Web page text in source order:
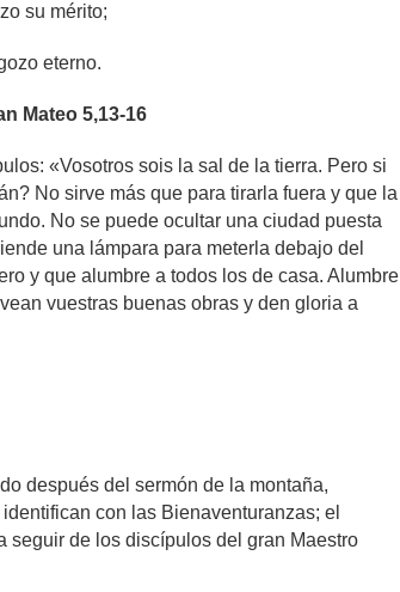
su mérito;
eterno.
Mateo 5,13-16
«Vosotros sois la sal de la tierra. Pero si
No sirve más que para tirarla fuera y que la
No se puede ocultar una ciudad puesta
una lámpara para meterla debajo del
y que alumbre a todos los de casa. Alumbre
vuestras buenas obras y den gloria a
después del sermón de la montaña,
con las Bienaventuranzas; el
seguir de los discípulos del gran Maestro